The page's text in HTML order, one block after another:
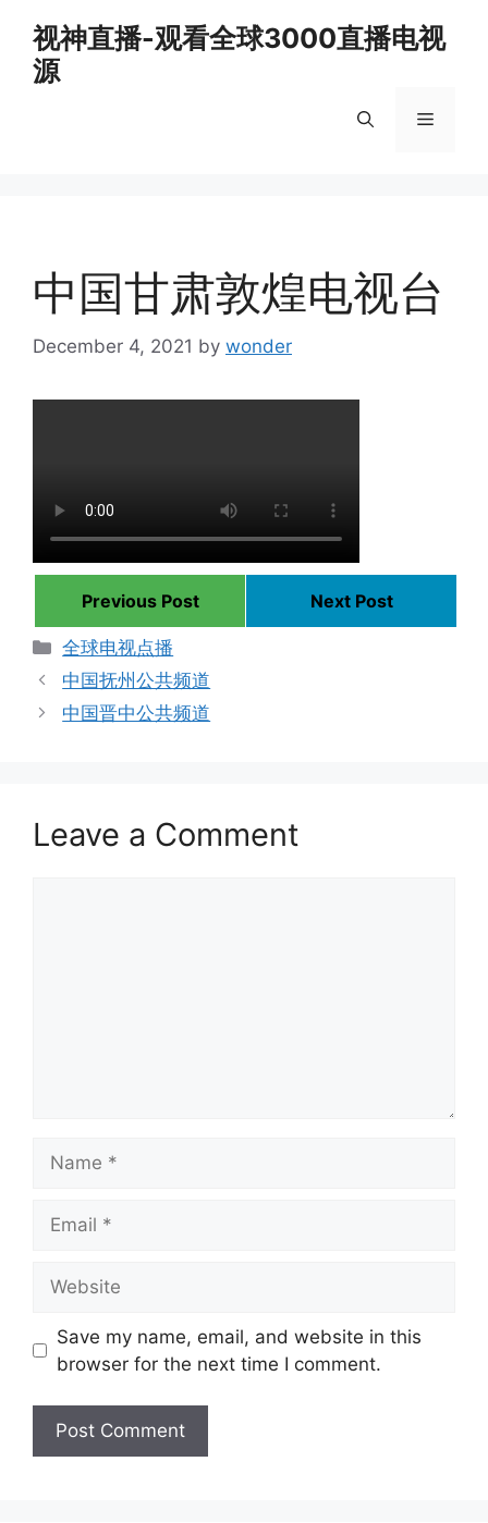
content
视神直播-观看全球3000直播电视
源
Menu
中国甘肃敦煌电视台
December 4, 2021 by wonder
Previous Post
Next Post
Categories
全球电视点播
中国抚州公共频道
中国晋中公共频道
Leave a Comment
Save my name, email, and website in this
browser for the next time I comment.